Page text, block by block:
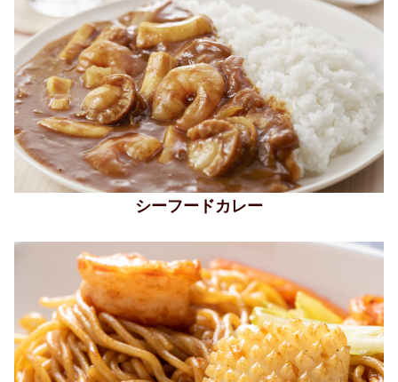
シーフードカレー